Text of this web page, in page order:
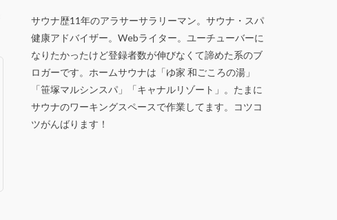
サウナ歴11年のアラサーサラリーマン。サウナ・スパ
健康アドバイザー。Webライター。ユーチューバーに
なりたかったけど登録者数が伸びなくて諦めた系のブ
ロガーです。ホームサウナは「ゆ家 和ごころの湯」
「笹塚マルシンスパ」「キャナルリゾート」。たまに
サウナのワーキングスペースで作業してます。コツコ
ツがんばります！